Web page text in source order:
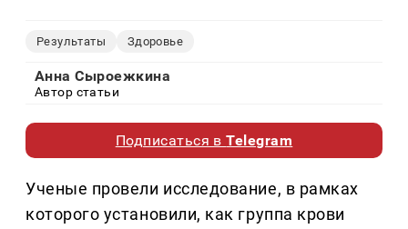
Результаты Здоровье
Анна Сыроежкина
Автор статьи
Подписаться вTelegram
Ученые провели исследование, в рамках
которого установили, как группа крови